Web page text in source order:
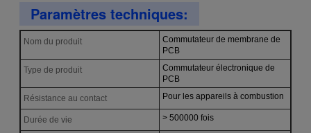
Paramètres techniques:
Nom du produit
Commutateur de membrane de
PCB
Type de produit
Commutateur électronique de
PCB
Résistance au contact
Pour les appareils à combustion
Durée de vie > 500000 fois